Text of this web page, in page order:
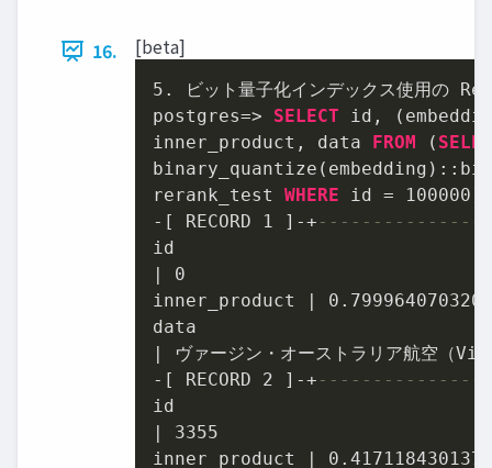
16. [beta]
5. ビット量子化インデックス使用の Re
postgres=> SELECT id,
inner_product, data
FROM (
rerank_test WHERE id = 100000
- [ RECORD 1 ] -+
0
inner_product
- [ RECORD 2 ] -+
3355
inner_product